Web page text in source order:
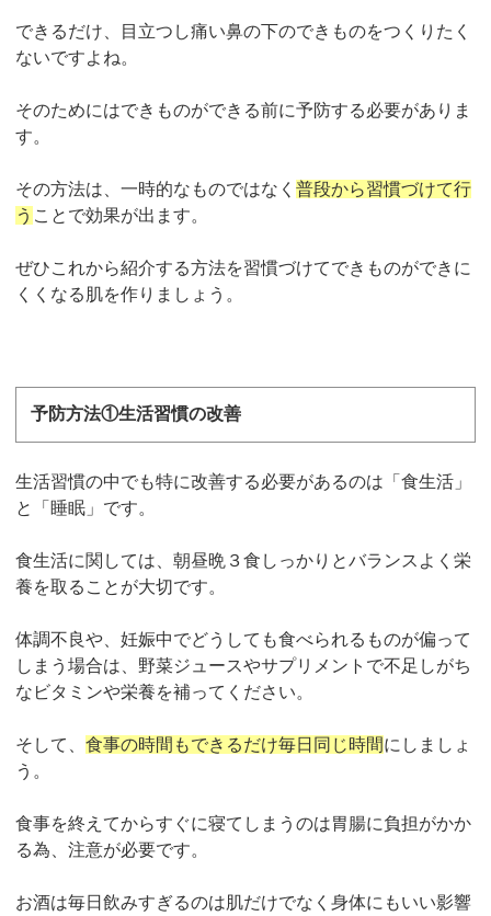
できるだけ、目立つし痛い鼻の下のできものをつくりたく
ないですよね。
そのためにはできものができる前に予防する必要がありま
す。
その方法は、一時的なものではなく普段から習慣づけて行
う ことで効果が出ます。
ぜひこれから紹介する方法を習慣づけてできものができに
くくなる肌を作りましょう。
予防方法①生活習慣の改善
生活習慣の中でも特に改善する必要があるのは「食生活」
と「睡眠」です。
食生活に関しては、朝昼晩３食しっかりとバランスよく栄
養を取ることが大切です。
体調不良や、妊娠中でどうしても食べられるものが偏って
しまう場合は、野菜ジュースやサプリメントで不足しがち
なビタミンや栄養を補ってください。
そして、食事の時間もできるだけ毎日同じ時間にしましょ
う。
食事を終えてからすぐに寝てしまうのは胃腸に負担がかか
る為、注意が必要です。
お酒は毎日飲みすぎるのは肌だけでなく身体にもいい影響